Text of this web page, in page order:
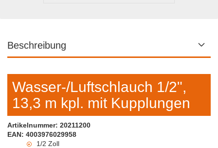
Beschreibung
Wasser-/Luftschlauch 1/2",
13,3 m kpl. mit Kupplungen
Artikelnummer: 20211200
EAN: 4003976029958
1/2 Zoll